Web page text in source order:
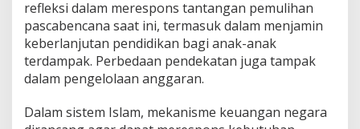
refleksi dalam merespons tantangan pemulihan
pascabencana saat ini, termasuk dalam menjamin
keberlanjutan pendidikan bagi anak-anak
terdampak. Perbedaan pendekatan juga tampak
dalam pengelolaan anggaran.
Dalam sistem Islam, mekanisme keuangan negara